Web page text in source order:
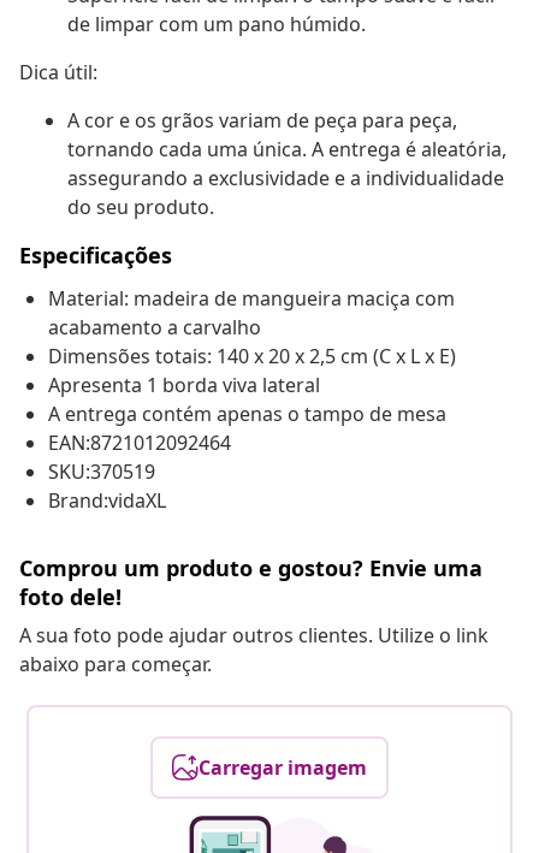
de limpar com um pano húmido.
Dica útil:
A cor e os grãos variam de peça para peça,
tornando cada uma única. A entrega é aleatória,
assegurando a exclusividade e a individualidade
do seu produto.
Especificações
Material: madeira de mangueira maciça com
acabamento a carvalho
Dimensões totais: 140 x 20 x 2,5 cm (C x L x E)
Apresenta 1 borda viva lateral
A entrega contém apenas o tampo de mesa
EAN:8721012092464
SKU:370519
Brand:vidaXL
Comprou um produto e gostou? Envie uma
foto dele!
A sua foto pode ajudar outros clientes. Utilize o link
abaixo para começar.
Carregar imagem